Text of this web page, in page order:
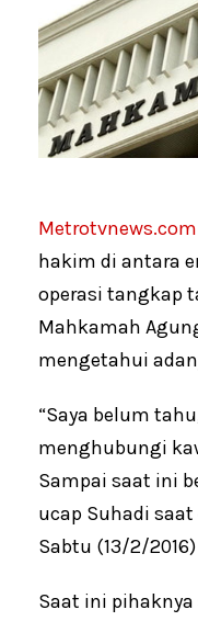
Metrotvnews.com
hakim di antara
operasi tangkap
Mahkamah
mengetahui
“Saya belum
menghubungi
Sampai saat ini
ucap Suhadi
Sabtu (13/2/
Saat ini